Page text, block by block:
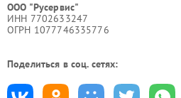
ООО "Русервис"
ИНН 7702633247
ОГРН 1077746335776
Поделиться в соц. сетях: